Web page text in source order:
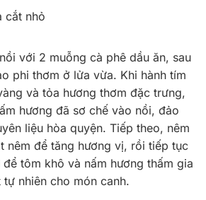
cắt nhỏ
với 2 muỗng cà phê dầu ăn, sau
phi thơm ở lửa vừa. Khi hành tím
và tỏa hương thơm đặc trưng,
hương đã sơ chế vào nồi, đảo
liệu hòa quyện. Tiếp theo, nêm
nêm để tăng hương vị, rồi tiếp tục
tôm khô và nấm hương thấm gia
nhiên cho món canh.